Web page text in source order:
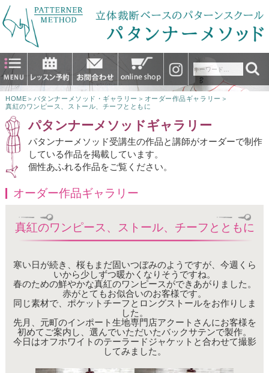
HOME ＞ パタンナーメソッド・ギャラリー ＞ オーダー作品ギャラリー ＞
真紅のワンピース、ストール、チーフとともに
パタンナーメソッドギャラリー
パタンナーメソッド受講生の作品と講師がオーダーで制作
している作品を掲載しています。
個性あふれる作品をご覧ください。
オーダー作品ギャラリー
真紅のワンピース、ストール、チーフとともに
寒い日が続き、桜もまだ固いつぼみのようですが、今週くら
いから少しずつ暖かくなりそうですね。
春のための鮮やかな真紅のワンピースができあがりました。
赤がとてもお似合いのお客様です。
同じ素材で、ポケットチーフとロングストールをお作りしま
した。
先月、元町のインポート生地専門店アクートさんにお客様を
初めてご案内し、選んでいただいたバックサテンで製作。
今日はオフホワイトのテーラードジャケットと合わせて撮影
してみました。